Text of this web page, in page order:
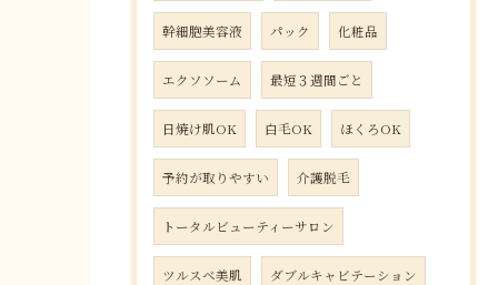
幹細胞美容液 パック 化粧品
エクソソーム 最短３週間ごと
日焼け肌OK 白毛OK ほくろOK
予約が取りやすい 介護脱毛
トータルビューティーサロン
ツルスベ美肌 ダブルキャビテーション